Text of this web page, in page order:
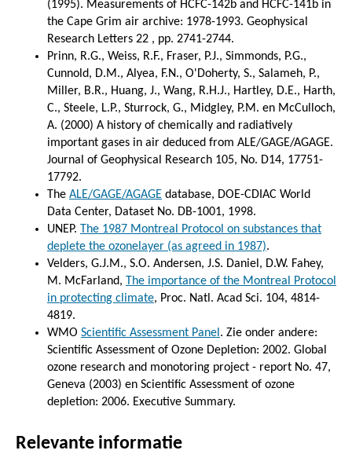
(1995). Measurements of HCFC-142b and HCFC-141b in
the Cape Grim air archive: 1978-1993. Geophysical
Research Letters 22 , pp. 2741-2744.
Prinn, R.G., Weiss, R.F., Fraser, P.J., Simmonds, P.G.,
Cunnold, D.M., Alyea, F.N., O'Doherty, S., Salameh, P.,
Miller, B.R., Huang, J., Wang, R.H.J., Hartley, D.E., Harth,
C., Steele, L.P., Sturrock, G., Midgley, P.M. en McCulloch,
A. (2000) A history of chemically and radiatively
important gases in air deduced from ALE/GAGE/AGAGE.
Journal of Geophysical Research 105, No. D14, 17751-
17792.
The ALE/GAGE/AGAGE database, DOE-CDIAC World
Data Center, Dataset No. DB-1001, 1998.
UNEP. The 1987 Montreal Protocol on substances that
deplete the ozonelayer (as agreed in 1987).
Velders, G.J.M., S.O. Andersen, J.S. Daniel, D.W. Fahey,
M. McFarland, The importance of the Montreal Protocol
in protecting climate, Proc. Natl. Acad Sci. 104, 4814-
4819.
WMO Scientific Assessment Panel . Zie onder andere:
Scientific Assessment of Ozone Depletion: 2002. Global
ozone research and monotoring project - report No. 47,
Geneva (2003) en Scientific Assessment of ozone
depletion: 2006. Executive Summary.
Relevante informatie